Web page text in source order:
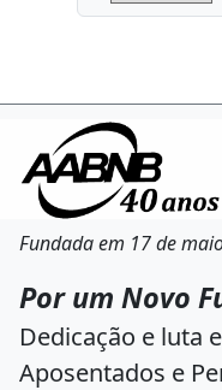
Fundada em 17 de
Por um Novo
Dedicação e luta
Aposentados e